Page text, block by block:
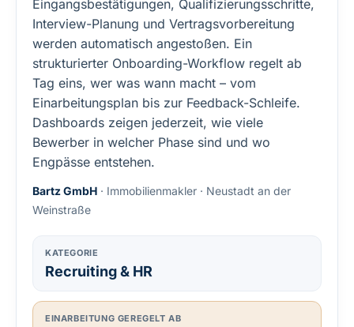
Eingangsbestätigungen, Qualifizierungsschritte,
Interview-Planung und Vertragsvorbereitung
werden automatisch angestoßen. Ein
strukturierter Onboarding-Workflow regelt ab
Tag eins, wer was wann macht – vom
Einarbeitungsplan bis zur Feedback-Schleife.
Dashboards zeigen jederzeit, wie viele
Bewerber in welcher Phase sind und wo
Engpässe entstehen.
Bartz GmbH · Immobilienmakler · Neustadt an der
Weinstraße
KATEGORIE
Recruiting & HR
EINARBEITUNG GEREGELT AB